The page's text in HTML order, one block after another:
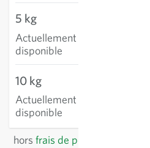
5 kg
Actuellement non
disponible
10 kg
Actuellement non
disponible
hors frais de port